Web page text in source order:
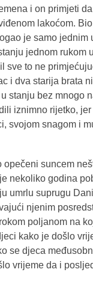
i on primjeti
lakoćom.
je samo jednim
jednom rukom
sve to ne
i dva starija brata
stanju bez mnogo
iznimno rijetko,
svojom snagom i
suncem
nekoliko godina
umrlu suprugu
njenim
poljanom na
kako je došlo
se djeca
vrijeme da i